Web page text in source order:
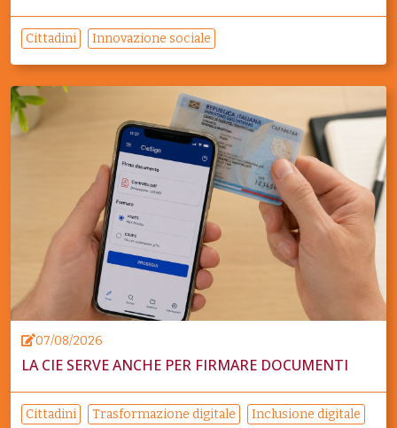
Cittadini Innovazione sociale
07/08/2026
LA CIE SERVE ANCHE PER FIRMARE DOCUMENTI
Cittadini Trasformazione digitale Inclusione digitale